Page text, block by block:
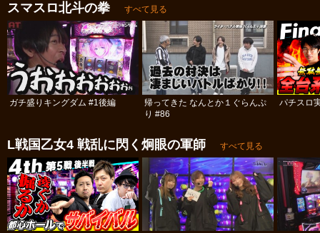
スマスロ北斗の拳 すべて見る
ガチ盛りキングダム #1後編
帰ってきた なんとか１ぐらんぷ
り #86
パチスロ
L戦国乙女4 戦乱に閃く炯眼の軍師 すべて見る